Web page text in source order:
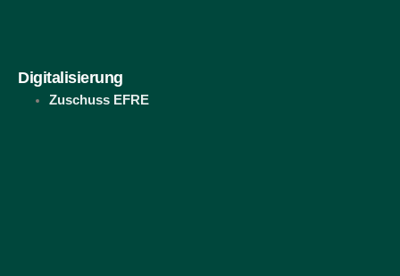
Digitalisierung
Zuschuss EFRE